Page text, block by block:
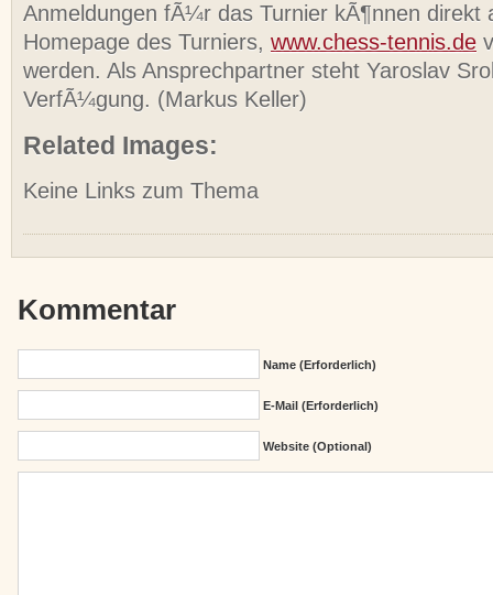
Anmeldungen fÃ¼r das Turnier kÃ¶nnen direkt
Homepage des Turniers, www.chess-tennis.de
werden. Als Ansprechpartner steht Yaroslav
VerfÃ¼gung. (Markus Keller)
Related Images:
Keine Links zum Thema
Kommentar
Name (erforderlich)
E-Mail (erforderlich)
Website (Optional)